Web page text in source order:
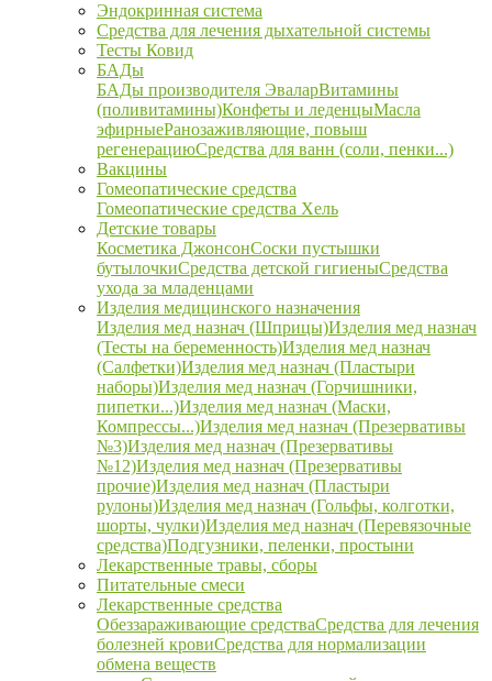
Эндокринная система
Средства для лечения дыхательной системы
Тесты Ковид
БАДы
БАДы производителя ЭваларВитамины
(поливитамины)Конфеты и леденцыМасла
эфирныеРанозаживляющие, повыш
регенерациюСредства для ванн (соли, пенки...)
Вакцины
Гомеопатические средства
Гомеопатические средства Хель
Детские товары
Косметика ДжонсонСоски пустышки
бутылочкиСредства детской гигиеныСредства
ухода за младенцами
Изделия медицинского назначения
Изделия мед назнач (Шприцы)Изделия мед назнач
(Тесты на беременность)Изделия мед назнач
(Салфетки)Изделия мед назнач (Пластыри
наборы)Изделия мед назнач (Горчишники,
пипетки...)Изделия мед назнач (Маски,
Компрессы...)Изделия мед назнач (Презервативы
№3)Изделия мед назнач (Презервативы
№12)Изделия мед назнач (Презервативы
прочие)Изделия мед назнач (Пластыри
рулоны)Изделия мед назнач (Гольфы, колготки,
шорты, чулки)Изделия мед назнач (Перевязочные
средства)Подгузники, пеленки, простыни
Лекарственные травы, сборы
Питательные смеси
Лекарственные средства
Обеззараживающие средстваСредства для лечения
болезней кровиСредства для нормализации
обмена веществ